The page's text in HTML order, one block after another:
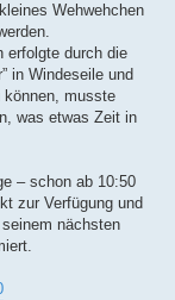
Wehwehchen
erfolgte durch die
in Windeseile und
musste
was etwas Zeit in
– schon ab 10:50
zur Verfügung und
nächsten